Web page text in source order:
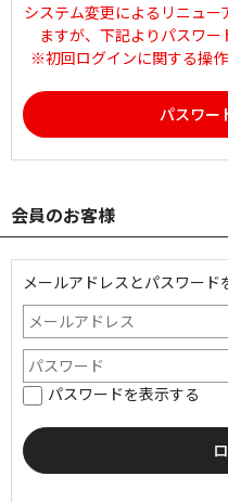
システム変更によるリニュ
ますが、下記よりパスワー
※初回ログインに関する操
パスワー
会員のお客様
メールアドレスとパスワード
パスワードを表示する